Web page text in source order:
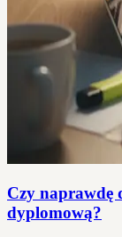
Czy naprawdę
dyplomową?